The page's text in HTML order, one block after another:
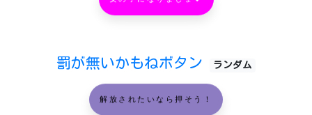
罰が無いかもねボタン ランダム
解放されたいなら押そう！